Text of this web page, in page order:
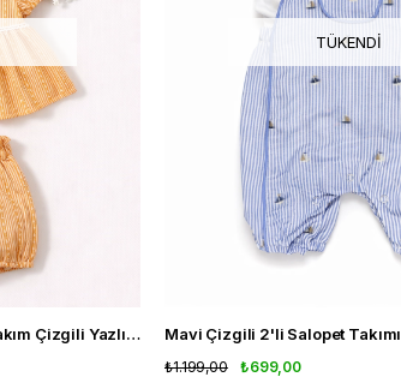
Kız Bebek Şapkalı Bluz Şort Takım Çizgili Yazlık 3'lü Kombin
TÜKENDI
Mavi Çizgili 2'li Salopet Takımı
₺699,00
₺1.199,00